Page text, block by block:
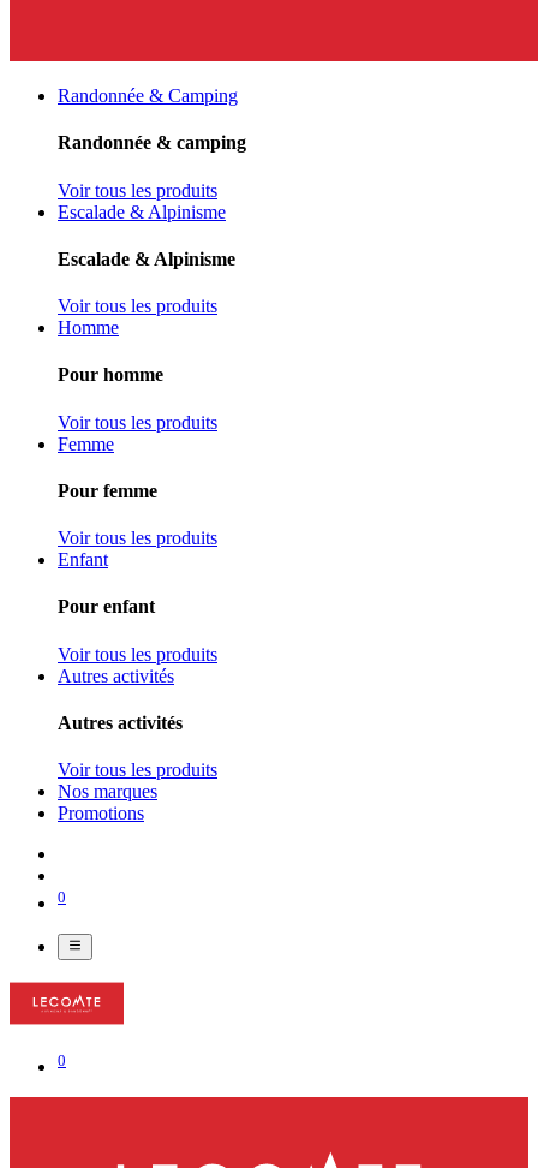
Randonnée & Camping
Randonnée & camping
Voir tous les produits
Escalade & Alpinisme
Escalade & Alpinisme
Voir tous les produits
Homme
Pour homme
Voir tous les produits
Femme
Pour femme
Voir tous les produits
Enfant
Pour enfant
Voir tous les produits
Autres activités
Autres activités
Voir tous les produits
Nos marques
Promotions
0
0